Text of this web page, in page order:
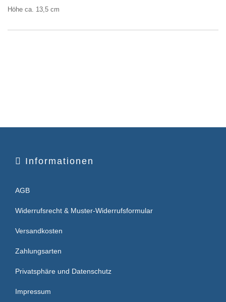
Höhe ca. 13,5 cm
Informationen
AGB
Widerrufsrecht & Muster-Widerrufsformular
Versandkosten
Zahlungsarten
Privatsphäre und Datenschutz
Impressum